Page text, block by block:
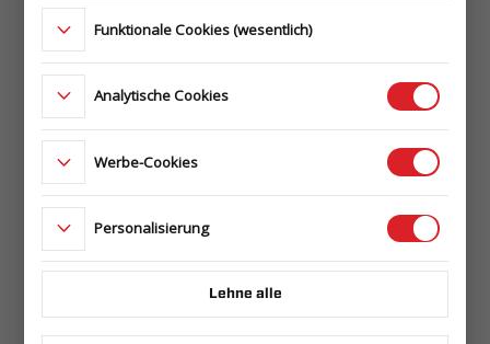
Funktionale Cookies (wesentlich)
Analytische Cookies
Werbe-Cookies
Personalisierung
Lehne alle